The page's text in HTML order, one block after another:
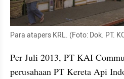
Para atapers KRL. (Foto: Dok. PT.
Per Juli 2013, PT KAI
perusahaan PT Kereta Api